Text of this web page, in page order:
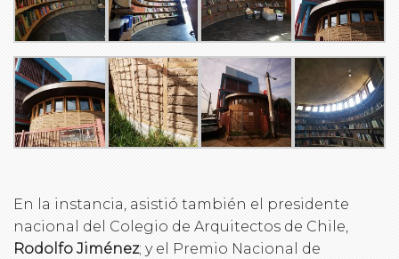
En la instancia, asistió también el presidente
nacional del Colegio de Arquitectos de Chile,
Rodolfo Jiménez; y el Premio Nacional de